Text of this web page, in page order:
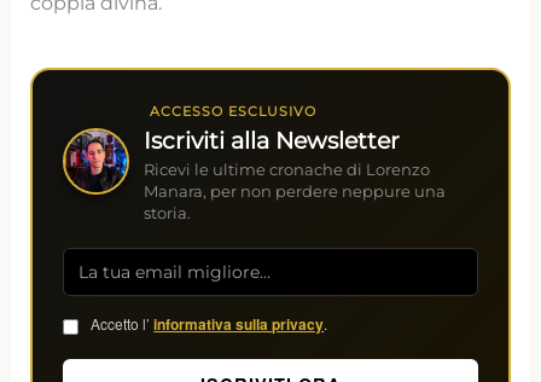
ACCESSO ESCLUSIVO
Iscriviti alla Newsletter
Ricevi le ultime cronache di Lorenzo
Manara, per non perdere neppure una
storia.
Accetto l’informativa sulla privacy.